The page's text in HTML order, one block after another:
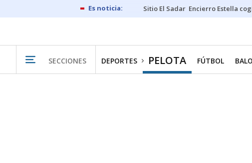
Sitio El Sadar Encierro Estella
SECCIONES DEPORTES PELOTA FÚTBOL